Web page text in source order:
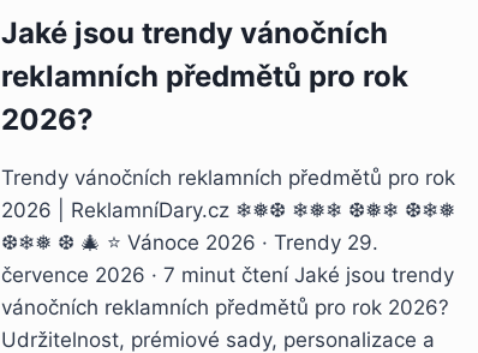
Jaké jsou trendy vánočních
reklamních předmětů pro rok
2026?
Trendy vánočních reklamních předmětů pro rok
2026 | ReklamníDary.cz ❄❅❆ ❄❅❄ ❆❅❄ ❆❄❅
❆❄❅ ❆ 🎄 ⭐ Vánoce 2026 · Trendy 29.
července 2026 · 7 minut čtení Jaké jsou trendy
vánočních reklamních předmětů pro rok 2026?
Udržitelnost, prémiové sady, personalizace a